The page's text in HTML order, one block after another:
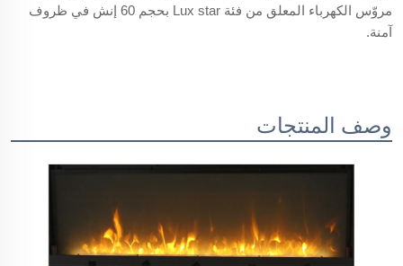
مروّس الكهرباء المعلق من فئة Lux star بحجم 60 إنش في ظروف
آمنة.
وصف المنتجات